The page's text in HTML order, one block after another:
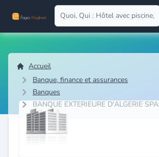
Accueil
Banque, finance et assurances
Banques
BANQUE EXTERIEURE D'ALGERIE SPA